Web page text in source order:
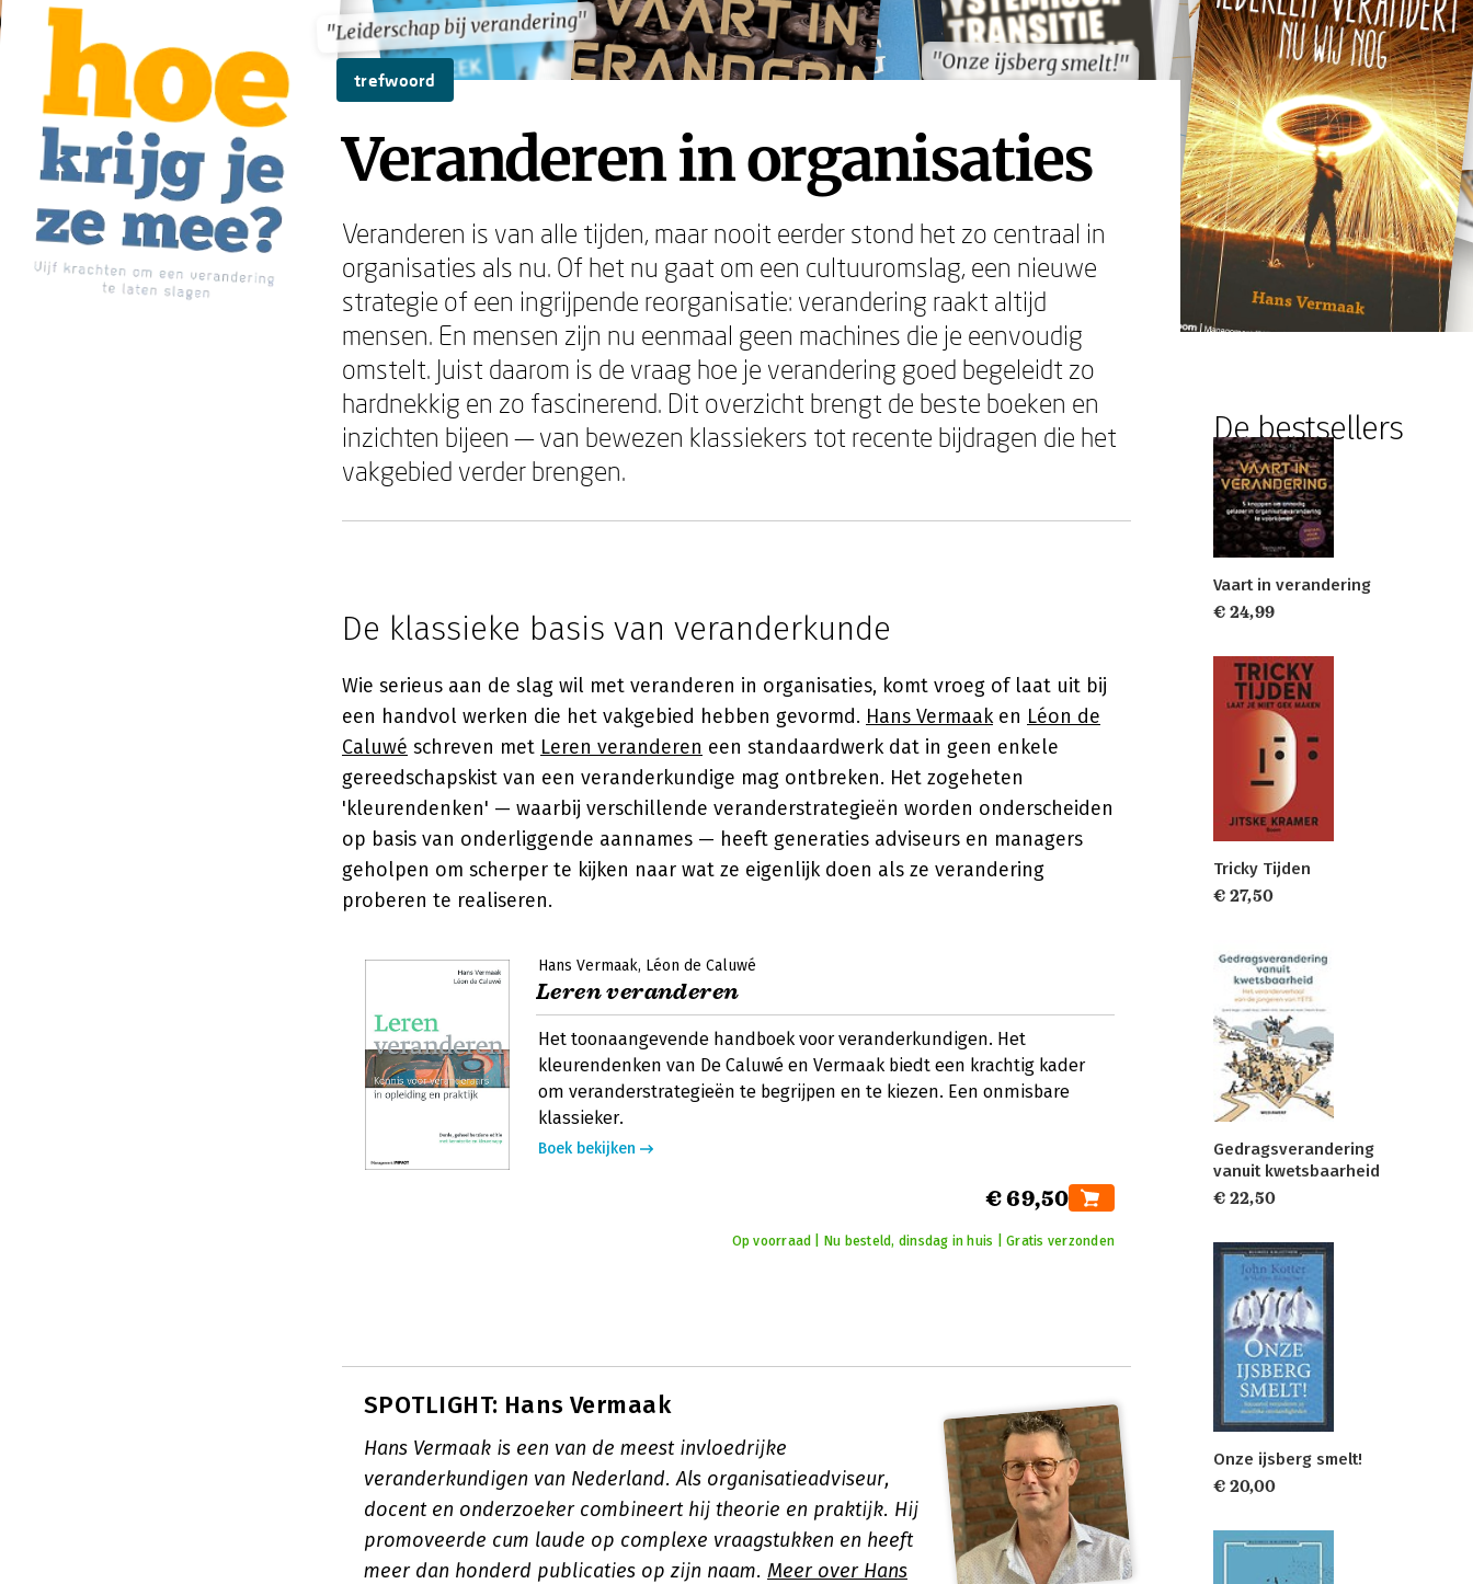
"Leiderschap bij verandering"
"Onze ijsberg smelt!"
"Leiderschap bij verandering"
"Onze ijsberg smelt!"
trefwoord
Veranderen in organisaties
Veranderen is van alle tijden, maar nooit eerder stond het zo centraal in
organisaties als nu. Of het nu gaat om een cultuuromslag, een nieuwe
strategie of een ingrijpende reorganisatie: verandering raakt altijd
mensen. En mensen zijn nu eenmaal geen machines die je eenvoudig
omstelt. Juist daarom is de vraag hoe je verandering goed begeleidt zo
hardnekkig en zo fascinerend. Dit overzicht brengt de beste boeken en
inzichten bijeen — van bewezen klassiekers tot recente bijdragen die het
vakgebied verder brengen.
De klassieke basis van veranderkunde
Wie serieus aan de slag wil met veranderen in organisaties, komt vroeg of laat uit bij
een handvol werken die het vakgebied hebben gevormd. Hans Vermaaken Léon de
Caluwé schreven met Leren veranderen een standaardwerk dat in geen enkele
gereedschapskist van een veranderkundige mag ontbreken. Het zogeheten
'kleurendenken' — waarbij verschillende veranderstrategieën worden onderscheiden
op basis van onderliggende aannames — heeft generaties adviseurs en managers
geholpen om scherper te kijken naar wat ze eigenlijk doen als ze verandering
proberen te realiseren.
Hans Vermaak Léon de Caluwé
Leren veranderen
Het toonaangevende handboek voor veranderkundigen. Het
kleurendenken van De Caluwé en Vermaak biedt een krachtig kader
om veranderstrategieën te begrijpen en te kiezen. Een onmisbare
klassieker.
Boek bekijken
€ 69,50
Op voorraad | Nu besteld, dinsdag in huis | Gratis verzonden
SPOTLIGHT: Hans Vermaak
Hans Vermaak is een van de meest invloedrijke
veranderkundigen van Nederland. Als organisatieadviseur,
docent en onderzoeker combineert hij theorie en praktijk. Hij
promoveerde cum laude op complexe vraagstukken en heeft
meer dan honderd publicaties op zijn naam. Meer over Hans
De bestsellers
Vaart in verandering
€ 24,99
Tricky Tijden
€ 27,50
Gedragsverandering
vanuit kwetsbaarheid
€ 22,50
Onze ijsberg smelt!
€ 20,00